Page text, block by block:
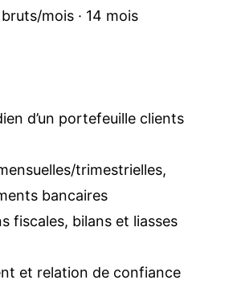
mois · 14 mois
d’un portefeuille clients
trimestrielles,
bancaires
fiscales, bilans et liasses
et relation de confiance